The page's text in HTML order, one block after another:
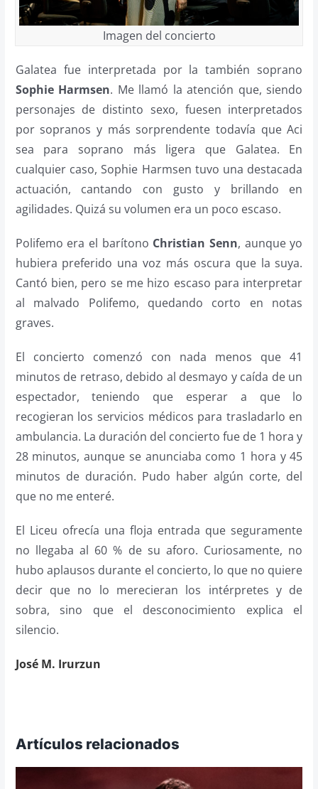
Imagen del concierto
Galatea fue interpretada por la también soprano
Sophie Harmsen. Me llamó la atención que, siendo
personajes de distinto sexo, fuesen interpretados
por sopranos y más sorprendente todavía que Aci
sea para soprano más ligera que Galatea. En
cualquier caso, Sophie Harmsen tuvo una destacada
actuación, cantando con gusto y brillando en
agilidades. Quizá su volumen era un poco escaso.
Polifemo era el barítono Christian Senn, aunque yo
hubiera preferido una voz más oscura que la suya.
Cantó bien, pero se me hizo escaso para interpretar
al malvado Polifemo, quedando corto en notas
graves.
El concierto comenzó con nada menos que 41
minutos de retraso, debido al desmayo y caída de un
espectador, teniendo que esperar a que lo
recogieran los servicios médicos para trasladarlo en
ambulancia. La duración del concierto fue de 1 hora y
28 minutos, aunque se anunciaba como 1 hora y 45
minutos de duración. Pudo haber algún corte, del
que no me enteré.
El Liceu ofrecía una floja entrada que seguramente
no llegaba al 60 % de su aforo. Curiosamente, no
hubo aplausos durante el concierto, lo que no quiere
decir que no lo merecieran los intérpretes y de
sobra, sino que el desconocimiento explica el
silencio.
José M. Irurzun
Artículos relacionados